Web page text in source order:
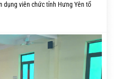
dụng viên chức tỉnh Hưng Yên tổ